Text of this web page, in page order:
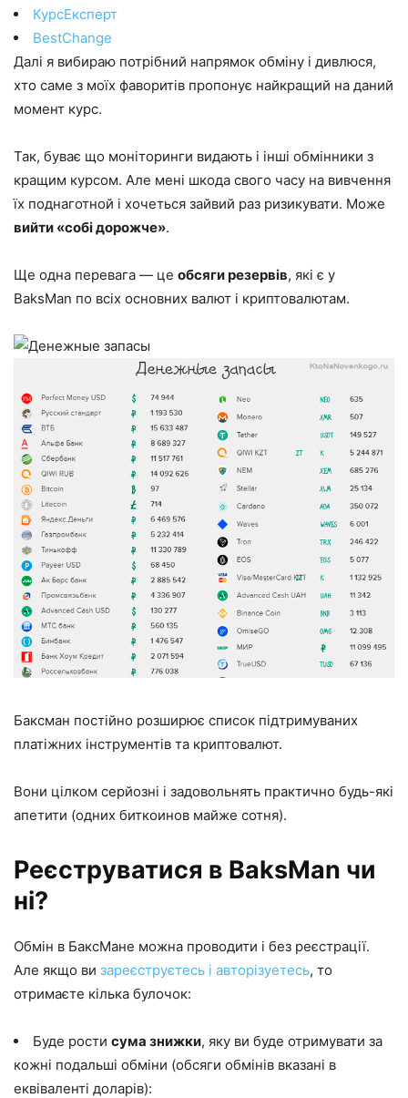
КурсЕксперт
BestChange
Далі я вибираю потрібний напрямок обміну і дивлюся,
хто саме з моїх фаворитів пропонує найкращий на даний
момент курс.
Так, буває що моніторинги видають і інші обмінники з
кращим курсом. Але мені шкода свого часу на вивчення
їх поднаготной і хочеться зайвий раз ризикувати. Може
вийти «собі дорожче».
Ще одна перевага — це обсяги резервів, які є у
BaksMan по всіх основних валют і криптовалютам.
Баксман постійно розширює список підтримуваних
платіжних інструментів та криптовалют.
Вони цілком серйозні і задовольнять практично будь-які
апетити (одних биткоинов майже сотня).
Реєструватися в BaksMan чи
ні?
Обмін в БаксМане можна проводити і без реєстрації.
Але якщо ви зареєструєтесь і авторізуетесь, то
отримаєте кілька булочок:
Буде рости сума знижки, яку ви буде отримувати за
кожні подальші обміни (обсяги обмінів вказані в
еквіваленті доларів):